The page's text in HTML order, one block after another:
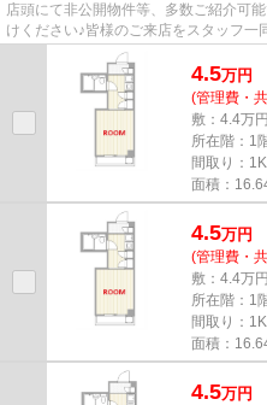
店頭にて非公開物件等、多数ご紹介可
けください♪皆様のご来店をスタッフ一
4.5万円
(管理費・
敷：4.4万
所在階：1
間取り：1K
面積：
4.5万円
(管理費・
敷：4.4万
所在階：1
間取り：1K
面積：
4.5万円